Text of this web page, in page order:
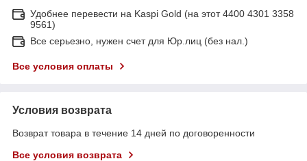
Удобнее перевести на Kaspi Gold (на этот 4400 4301 3358
9561)
Все серьезно, нужен счет для Юр.лиц (без нал.)
Все условия оплаты
Условия возврата
Возврат товара в течение 14 дней по договоренности
Все условия возврата